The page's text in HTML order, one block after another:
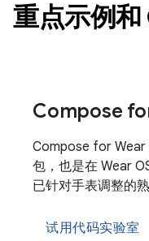
重点示例
Compose
Compose for Wear
包，也是在 Wear
已针对手表调整的
试用代码实验室